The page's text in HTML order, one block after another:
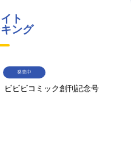
ト
ング
ビビビコミック創刊記念号
発売中